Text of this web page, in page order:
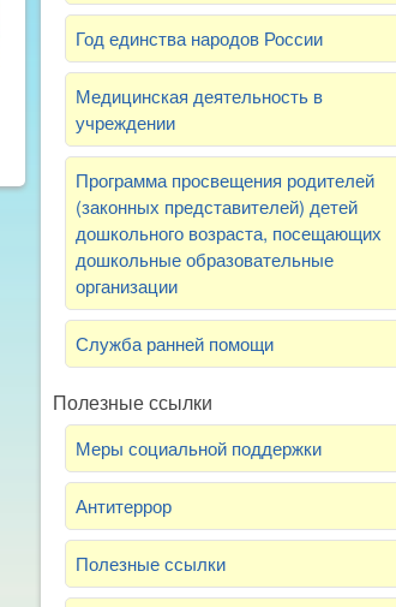
Год единства народов России
Медицинская деятельность в
учреждении
Программа просвещения родителей
(законных представителей) детей
дошкольного возраста, посещающих
дошкольные образовательные
организации
Служба ранней помощи
Полезные ссылки
Меры социальной поддержки
Антитеррор
Полезные ссылки